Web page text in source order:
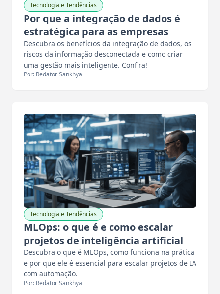
Tecnologia e Tendências
Por que a integração de dados é
estratégica para as empresas
Descubra os benefícios da integração de dados, os
riscos da informação desconectada e como criar
uma gestão mais inteligente. Confira!
Por: Redator Sankhya
Tecnologia e Tendências
MLOps: o que é e como escalar
projetos de inteligência artificial
Descubra o que é MLOps, como funciona na prática
e por que ele é essencial para escalar projetos de IA
com automação.
Por: Redator Sankhya